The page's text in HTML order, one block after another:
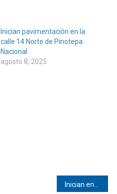
Inician pavimentación en la
calle 14 Norte de Pinotepa
Nacional
agosto 8, 2025